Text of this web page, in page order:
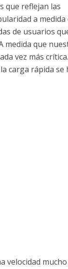
que reflejan las
a medida
de usuarios
medida que
vez más
carga rápida se
velocidad